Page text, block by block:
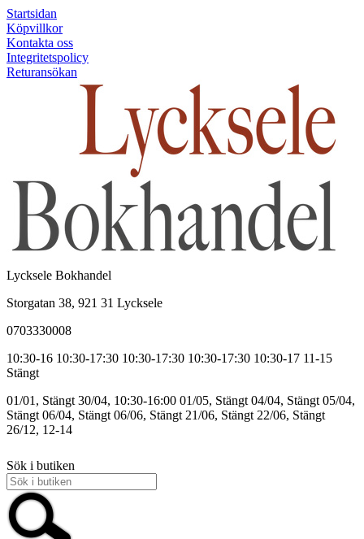
Startsidan
Köpvillkor
Kontakta oss
Integritetspolicy
Returansökan
Lycksele Bokhandel
Storgatan 38, 921 31 Lycksele
0703330008
10:30-16 10:30-17:30 10:30-17:30 10:30-17:30 10:30-17 11-15
Stängt
01/01, Stängt 30/04, 10:30-16:00 01/05, Stängt 04/04, Stängt 05/04,
Stängt 06/04, Stängt 06/06, Stängt 21/06, Stängt 22/06, Stängt
26/12, 12-14
Sök i butiken